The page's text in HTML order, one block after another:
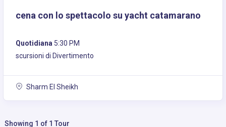
cena con lo spettacolo su yacht catamarano
Quotidiana 5:30 PM
scursioni di Divertimento
Sharm El Sheikh
Showing 1 of 1 Tour